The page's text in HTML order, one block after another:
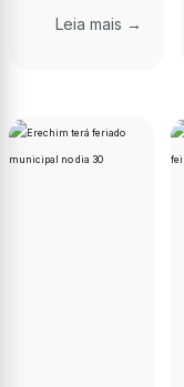
Leia mais →